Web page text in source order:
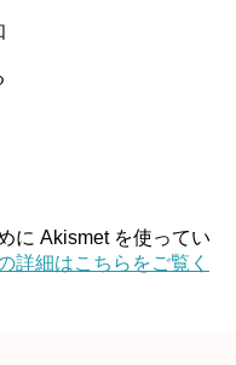
に Akismet を使ってい
詳細はこちらをご覧く